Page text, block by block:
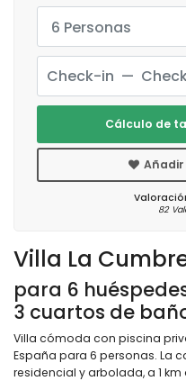
Villa La
para 6
3 cuartos de
Villa cómoda con piscina
España para 6 personas. La
residencial y arbolada, a 1
6 Personas
Cálculo de
82